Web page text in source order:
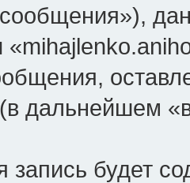
(в дальнейшем
запись будет